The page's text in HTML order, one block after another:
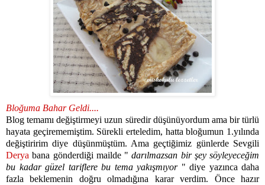
Bloğuma Bahar Geldi....
Blog temamı değiştirmeyi uzun süredir düşünüyordum ama bir türlü
hayata geçirememiştim. Sürekli erteledim, hatta bloğumun 1.yılında
değiştiririm diye düşünmüştüm. Ama geçtiğimiz günlerde Sevgili
Deryabana gönderdiği mailde "darılmazsan bir şey söyleyeceğim
bu kadar güzel tariflere bu tema yakışmıyor" diye yazınca daha
fazla beklemenin doğru olmadığına karar verdim. Önce hazır